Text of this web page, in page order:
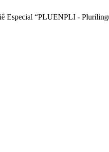
Especial “PLUENPLI -